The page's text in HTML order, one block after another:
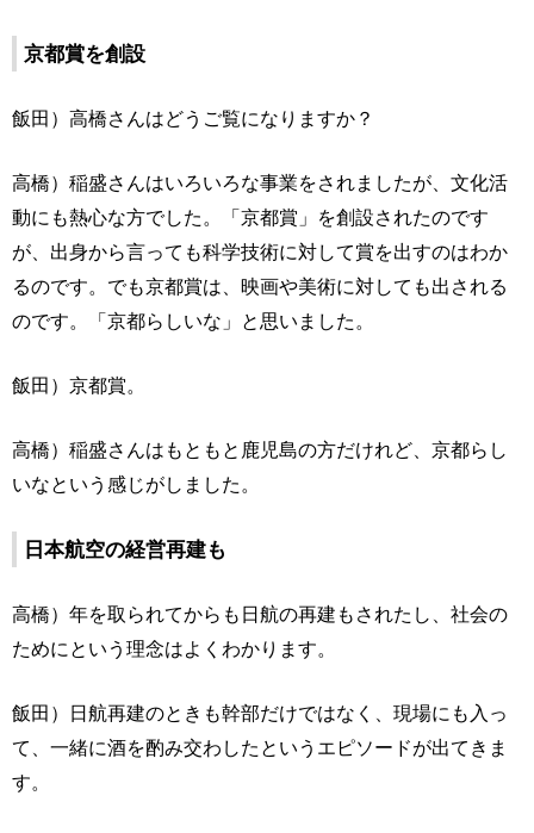
京都賞を創設
飯田）高橋さんはどうご覧になりますか？
高橋）稲盛さんはいろいろな事業をされましたが、文化活
動にも熱心な方でした。「京都賞」を創設されたのです
が、出身から言っても科学技術に対して賞を出すのはわか
るのです。でも京都賞は、映画や美術に対しても出される
のです。「京都らしいな」と思いました。
飯田）京都賞。
高橋）稲盛さんはもともと鹿児島の方だけれど、京都らし
いなという感じがしました。
日本航空の経営再建も
高橋）年を取られてからも日航の再建もされたし、社会の
ためにという理念はよくわかります。
飯田）日航再建のときも幹部だけではなく、現場にも入っ
て、一緒に酒を酌み交わしたというエピソードが出てきま
す。